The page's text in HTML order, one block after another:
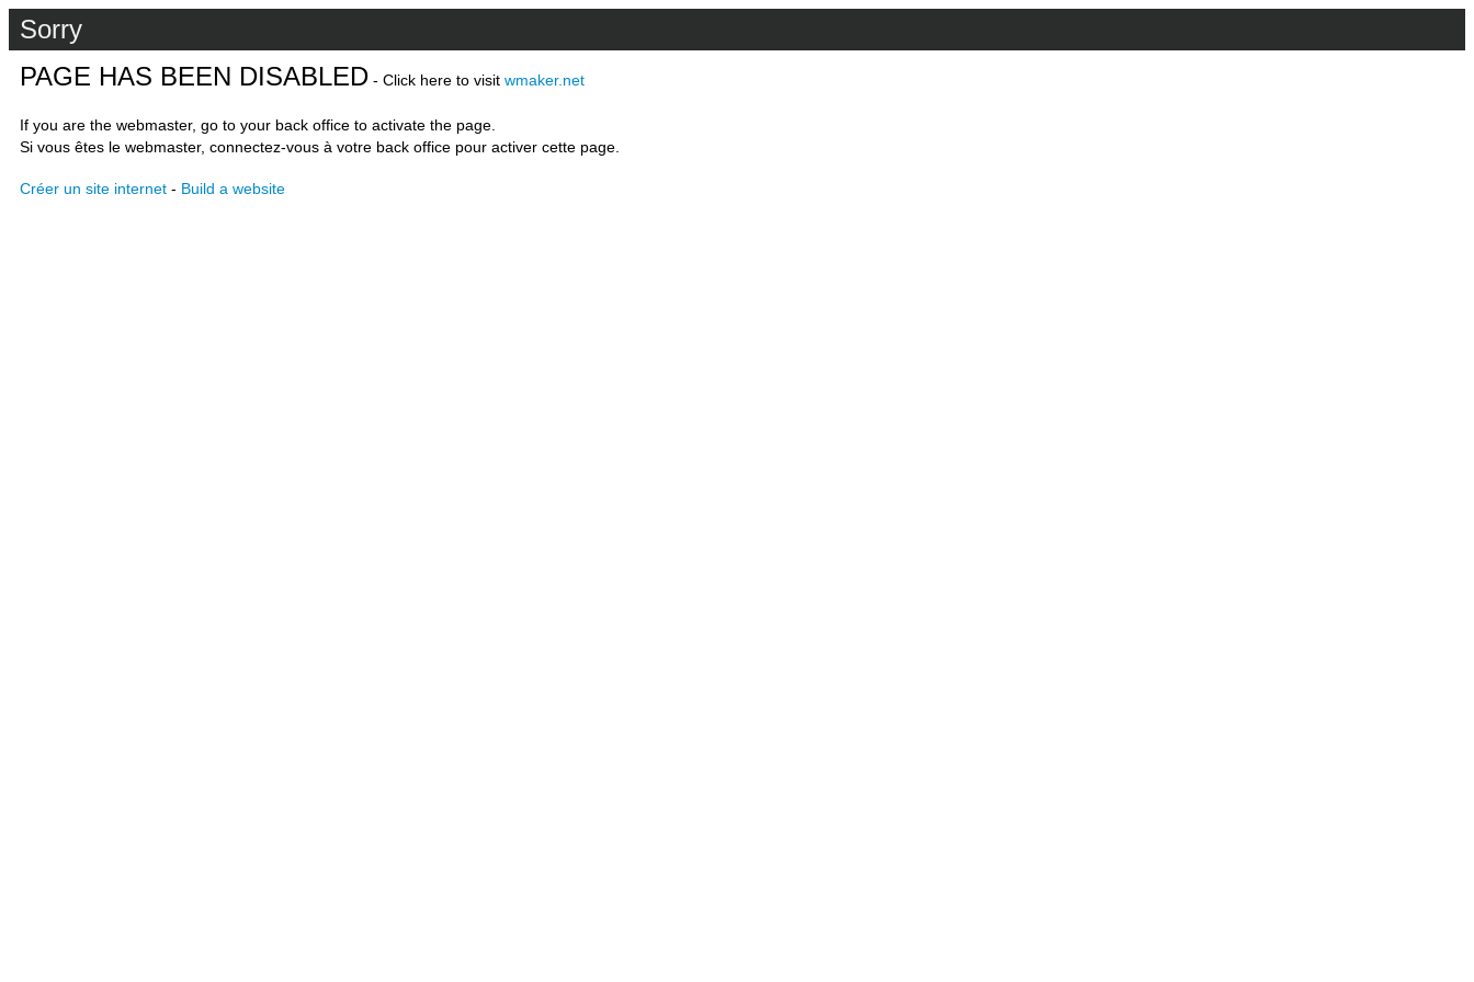
Sorry
PAGE HAS BEEN DISABLED - Click here to visit wmaker.net
If you are the webmaster, go to your back office to activate the page.
Si vous êtes le webmaster, connectez-vous à votre back office pour activer cette page.
Créer un site internet - Build a website